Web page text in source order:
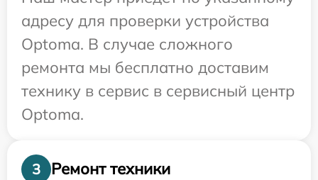
адресу для проверки устройства
Optoma. В случае сложного
ремонта мы бесплатно доставим
технику в сервис в сервисный центр
Optoma.
3
Ремонт техники